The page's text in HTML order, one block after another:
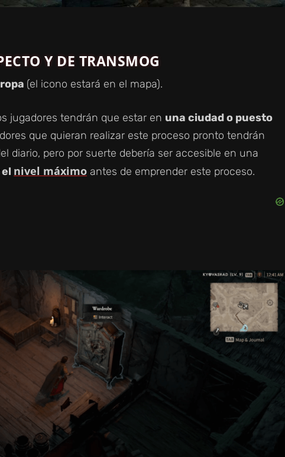
Y DE TRANSMOG
(el icono estará en el mapa).
jugadores tendrán que estar en una ciudad o puesto
que quieran realizar este proceso pronto tendrán
diario, pero por suerte debería ser accesible en una
nivel máximo antes de emprender este proceso.